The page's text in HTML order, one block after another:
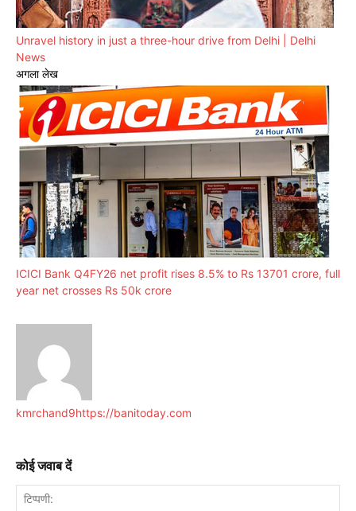
Unravel history in just a three-hour drive from Delhi | Delhi
News
अगला लेख
ICICI Bank Q4FY26 net profit rises 8.5% to Rs 13701 crore, full
year net crosses Rs 50k crore
kmrchand9https://banitoday.com
कोई जवाब दें